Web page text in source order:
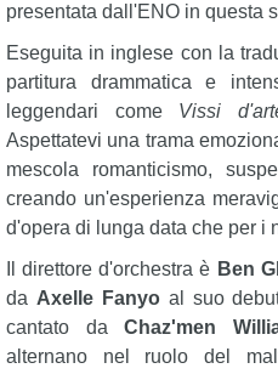
presentata dall'ENO in questa
Eseguita in inglese con la
partitura drammatica e
leggendari come Vissi
Aspettatevi una trama
mescola romanticismo,
creando un'esperienza
d'opera di lunga data che per i
Il direttore d'orchestra è Ben
da Axelle Fanyoal suo
cantato daChaz'men
alternano nel ruolo del